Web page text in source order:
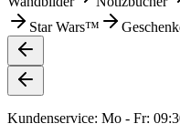
Star Wars™
Kundenservice: Mo - Fr: